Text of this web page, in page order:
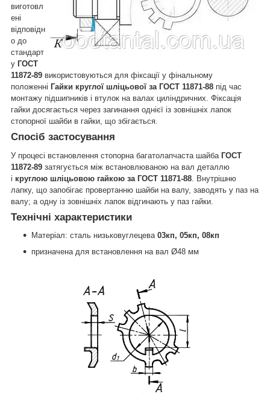
виготовл
ені
відповідн
о до
стандарт
у ГОСТ
11872-89 використовуються для фіксації у фінальному
положенні Гайки круглої шліцьової за ГОСТ 11871-88 під час
монтажу підшипників і втулок на валах циліндричних. Фіксація
гайки досягається через загинання однієї із зовнішніх лапок
стопорної шайби в гайки, що збігається.
Спосіб застосування
У процесі встановлення стопорна багатолапчаста шайба ГОСТ
11872-89 затягується між встановлюваною на вал деталлю
і круглою шліцьовою гайкою за ГОСТ 11871-88 . Внутрішню
лапку, що запобігає провертанню шайби на валу, заводять у паз на
валу; а одну із зовнішніх лапок відгинають у паз гайки.
Технічні характеристики
Матеріал: сталь низьковуглецева 03кп, 05кп, 08кп
призначена для встановлення на вал Ø48 мм